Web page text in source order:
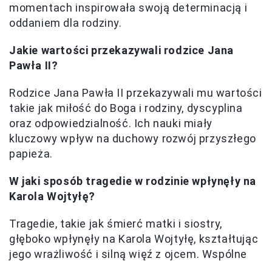
momentach inspirowała swoją determinacją i
oddaniem dla rodziny.
Jakie wartości przekazywali rodzice Jana
Pawła II?
Rodzice Jana Pawła II przekazywali mu wartości
takie jak miłość do Boga i rodziny, dyscyplina
oraz odpowiedzialność. Ich nauki miały
kluczowy wpływ na duchowy rozwój przyszłego
papieża.
W jaki sposób tragedie w rodzinie wpłynęły na
Karola Wojtyłę?
Tragedie, takie jak śmierć matki i siostry,
głęboko wpłynęły na Karola Wojtyłę, kształtując
jego wrażliwość i silną więź z ojcem. Wspólne